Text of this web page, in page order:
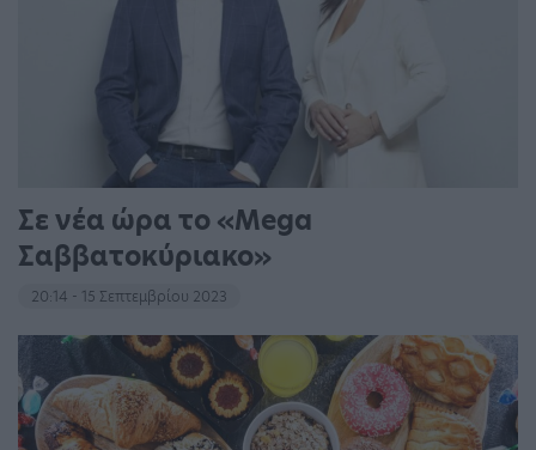
Σε νέα ώρα το «Mega
Σαββατοκύριακο»
20:14 - 15 Σεπτεμβρίου 2023